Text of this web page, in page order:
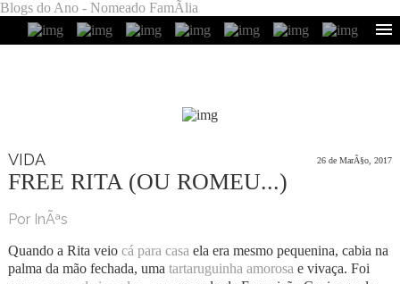
Blogs do Ano - Nomeado FamÃ­lia
VIDA 26 de MarÃ§o, 2017
FREE RITA (OU ROMEU...)
Por InÃªs
Quando a Rita veiocá para casaela era mesmo pequenina, cabia na
palma da mão fechada, uma tartaruguinha amorosae vivaça. Foi